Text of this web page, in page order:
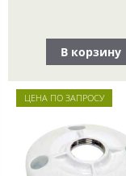
В корзину
ЦЕНА ПО ЗАПРОСУ